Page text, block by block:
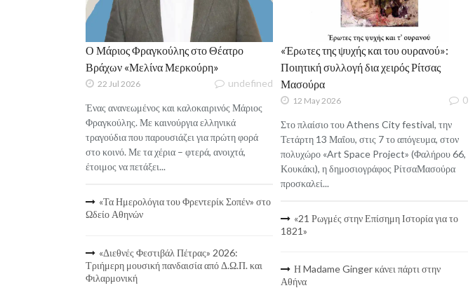
Ο Μάριος Φραγκούλης στο Θέατρο
Βράχων «Μελίνα Μερκούρη»
22 Jul 2026 undefined
Ένας ανανεωμένος και καλοκαιρινός Μάριος
Φραγκούλης. Με καινούργια ελληνικά
τραγούδια που παρουσιάζει για πρώτη φορά
στο κοινό. Με τα χέρια – φτερά, ανοιχτά,
έτοιμος να πετάξει...
«Τα Ημερολόγια του Φρεντερίκ Σοπέν» στο
Ωδείο Αθηνών
«Διεθνές Φεστιβάλ Πέτρας» 2026:
Τριήμερη μουσική πανδαισία από Δ.Ω.Π. και
Φιλαρμονική
«Έρωτες της ψυχής και του ουρανού»:
Ποιητική συλλογή δια χειρός Ρίτσας
Μασούρα
12 May 2026 0
Στο πλαίσιο του Athens City festival, την
Τετάρτη 13 Μαΐου, στις 7 το απόγευμα, στον
πολυχώρο «Art Space Project» (Φαλήρου 66,
Κουκάκι), η δημοσιογράφος ΡίτσαΜασούρα
προσκαλεί...
«21 Ρωγμές στην Επίσημη Ιστορία για το
1821»
Η Madame Ginger κάνει πάρτι στην
Αθήνα